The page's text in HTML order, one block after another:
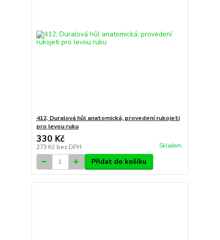
412, Duralová hůl anatomická, provedení rukojeti
pro levou ruku
330 Kč
273 Kč bez DPH Skladem
Přidat do košíku